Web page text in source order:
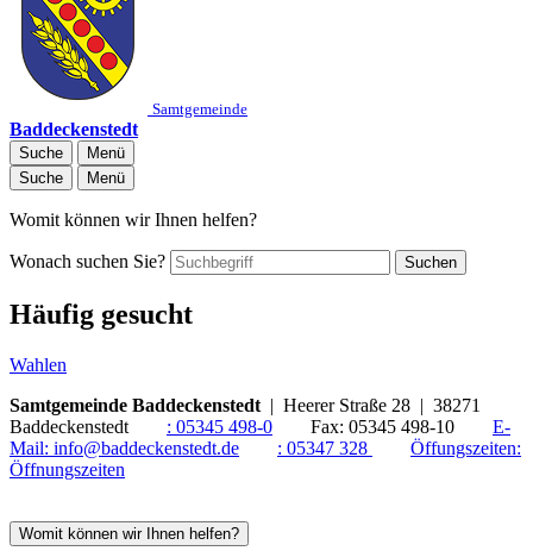
Samtgemeinde
Baddeckenstedt
Suche
Menü
Suche
Menü
Womit können wir Ihnen helfen?
Wonach suchen Sie? Suchen
Häufig gesucht
Wahlen
Samtgemeinde Baddeckenstedt | Heerer Straße 28 | 38271
Baddeckenstedt : 05345 498-0 Fax: 05345 498-10
E-
Mail: info@baddeckenstedt.de : 05347 328
Öffungszeiten:
Öffnungszeiten
Womit können wir Ihnen helfen?